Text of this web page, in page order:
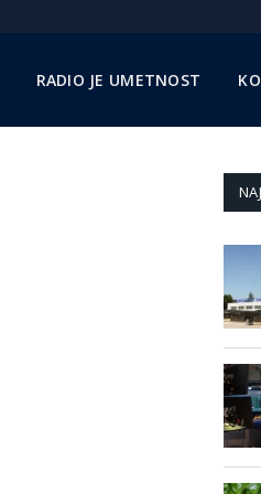
RADIO JE UMETNOST